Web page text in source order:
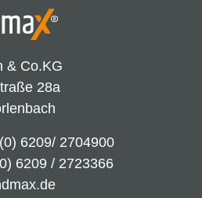
& Co.KG
28a
6209/ 2704900
6209 / 2723366